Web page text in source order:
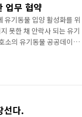
업무 협약
기동물 입양 활성화를 위
못한 채 안락사 되는 유기
소의 유기동물 공공데이터
가 상호 신뢰를 바탕으로
보험은 늘어가는 반려동물
선다.